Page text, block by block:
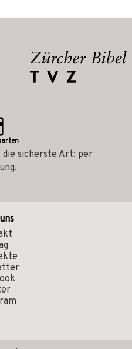
die sicherste Art: per